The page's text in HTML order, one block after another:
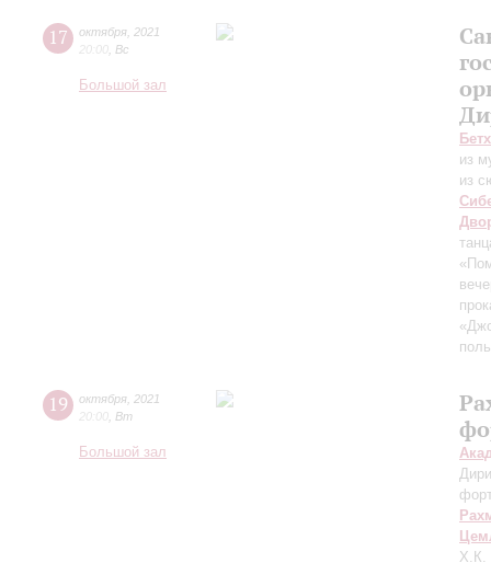
17 октября 2021
20:00 Вс
Большой зал
из
из
19 октября 2021
20:00 Вт
Большой зал
Х.К.